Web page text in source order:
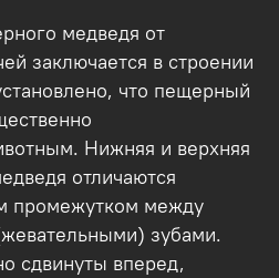
медведя от
заключается в строении
что пещерный
Нижняя и верхняя
отличаются
промежутком между
зубами.
сдвинуты вперед,